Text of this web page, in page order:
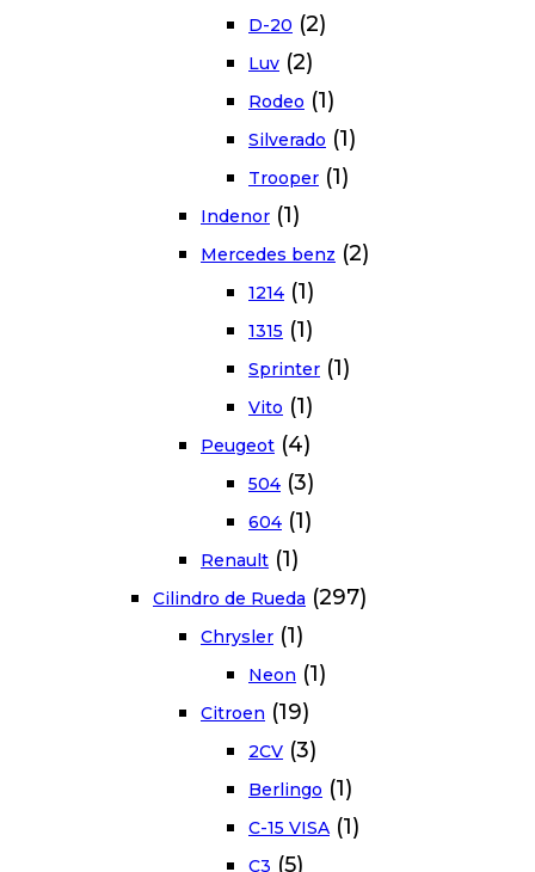
D-20 (2)
Luv (2)
Rodeo (1)
Silverado (1)
Trooper (1)
Indenor (1)
Mercedes benz (2)
1214 (1)
1315 (1)
Sprinter (1)
Vito (1)
Peugeot (4)
504 (3)
604 (1)
Renault (1)
Cilindro de Rueda (297)
Chrysler (1)
Neon (1)
Citroen (19)
2CV (3)
Berlingo (1)
C-15 VISA (1)
C3 (5)